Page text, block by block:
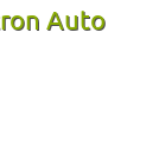
Auto